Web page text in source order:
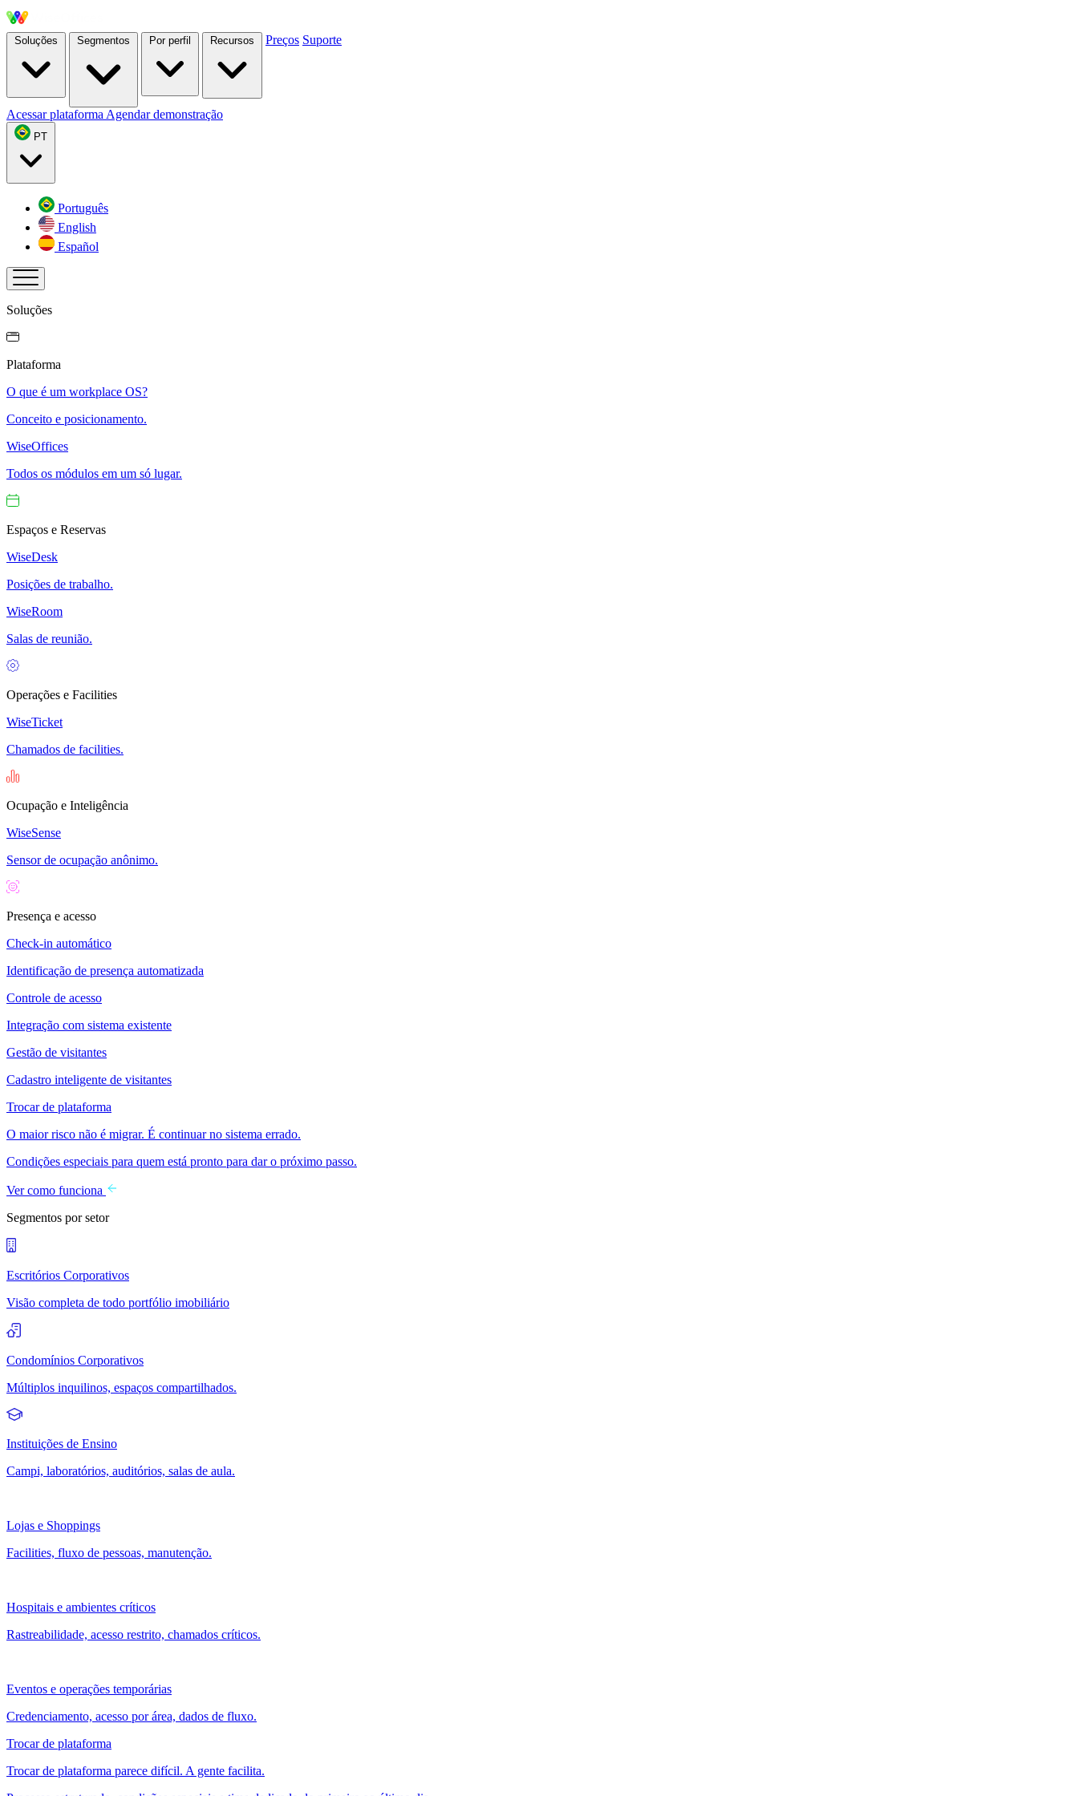
Soluções Segmentos Por perfil Recursos Preços Suporte
Acessar plataforma Agendar demonstração
PT
Português
English
Español
Soluções
Plataforma
O que é um workplace OS?
Conceito e posicionamento.
WiseOffices
Todos os módulos em um só lugar.
Espaços e Reservas
WiseDesk
Posições de trabalho.
WiseRoom
Salas de reunião.
Operações e Facilities
WiseTicket
Chamados de facilities.
Ocupação e Inteligência
WiseSense
Sensor de ocupação anônimo.
Presença e acesso
Check-in automático
Identificação de presença automatizada
Controle de acesso
Integração com sistema existente
Gestão de visitantes
Cadastro inteligente de visitantes
Trocar de plataforma
O maior risco não é migrar. É continuar no sistema errado.
Condições especiais para quem está pronto para dar o próximo passo.
Ver como funciona
Segmentos por setor
Escritórios Corporativos
Visão completa de todo portfólio imobiliário
Condomínios Corporativos
Múltiplos inquilinos, espaços compartilhados.
Instituições de Ensino
Campi, laboratórios, auditórios, salas de aula.
Lojas e Shoppings
Facilities, fluxo de pessoas, manutenção.
Hospitais e ambientes críticos
Rastreabilidade, acesso restrito, chamados críticos.
Eventos e operações temporárias
Credenciamento, acesso por área, dados de fluxo.
Trocar de plataforma
Trocar de plataforma parece difícil. A gente facilita.